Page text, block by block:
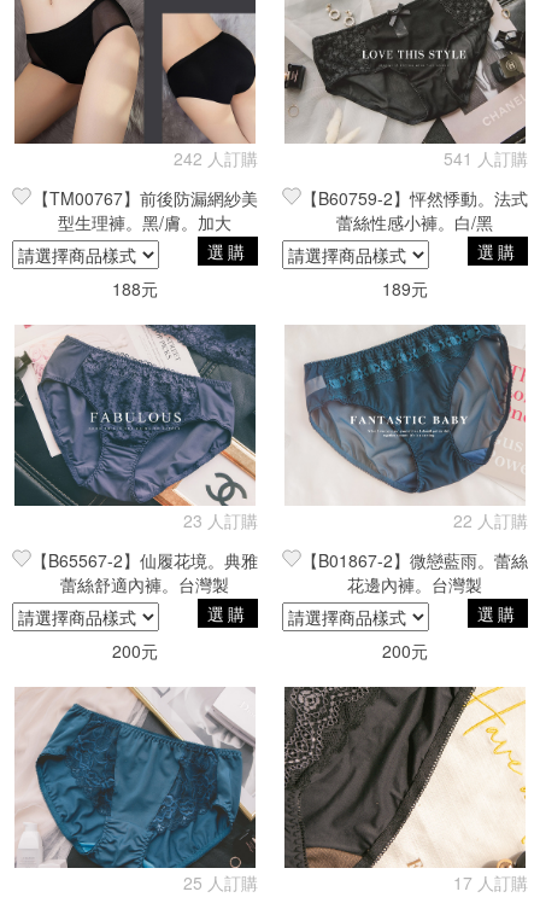
242 人訂購
【TM00767】前後防漏網紗美
型生理褲。黑/膚。加大
選購
188元
541 人訂購
【B60759-2】怦然悸動。法式
蕾絲性感小褲。白/黑
選購
189元
23 人訂購
【B65567-2】仙履花境。典雅
蕾絲舒適內褲。台灣製
選購
200元
22 人訂購
【B01867-2】微戀藍雨。蕾絲
花邊內褲。台灣製
選購
200元
25 人訂購
17 人訂購